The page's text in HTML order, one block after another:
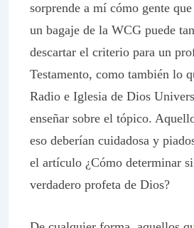
sorprende a mí cómo gente
un bagaje de la WCG puede
descartar el criterio para un
Testamento, como también lo
Radio e Iglesia de Dios
enseñar sobre el tópico.
eso deberían cuidadosa y
el artículo ¿Cómo determinar
verdadero profeta de Dios?